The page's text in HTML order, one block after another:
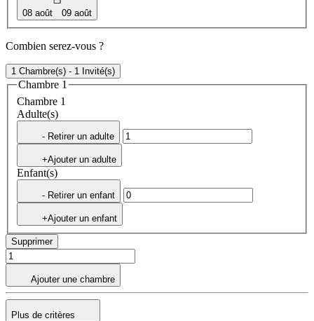
08 août 09 août
Combien serez-vous ?
1 Chambre(s) - 1 Invité(s)
Chambre 1
Chambre 1
Adulte(s)
- Retirer un adulte
+Ajouter un adulte
Enfant(s)
- Retirer un enfant
+Ajouter un enfant
Supprimer
Ajouter une chambre
Plus de critères